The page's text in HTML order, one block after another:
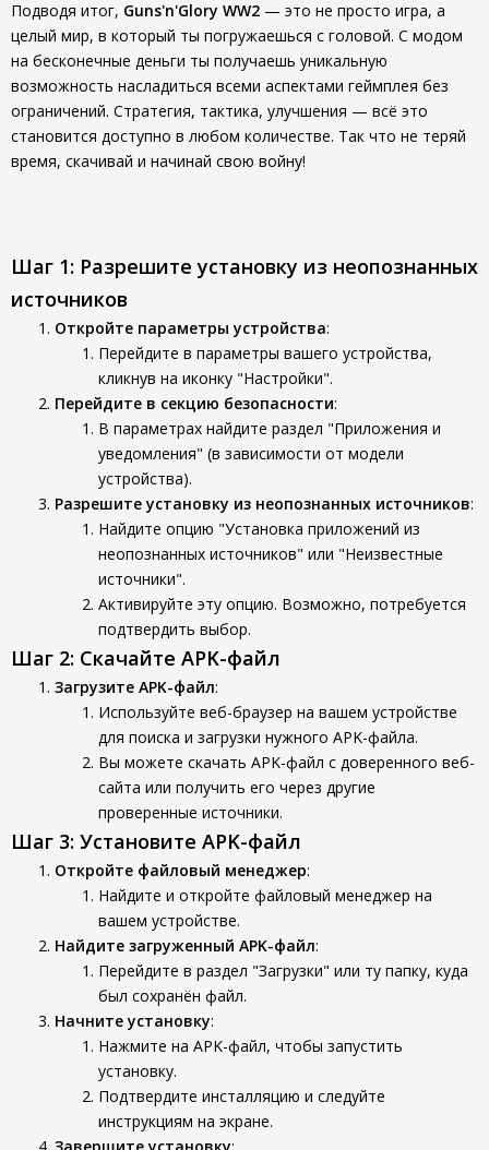
Подводя итог, Guns'n'Glory WW2 — это не просто игра, а
целый мир, в который ты погружаешься с головой. С модом
на бесконечные деньги ты получаешь уникальную
возможность насладиться всеми аспектами геймплея без
ограничений. Стратегия, тактика, улучшения — всё это
становится доступно в любом количестве. Так что не теряй
время, скачивай и начинай свою войну!
Шаг 1: Разрешите установку из неопознанных
источников
Откройте параметры устройства:
Перейдите в параметры вашего устройства,
кликнув на иконку "Настройки".
Перейдите в секцию безопасности:
В параметрах найдите раздел "Приложения и
уведомления" (в зависимости от модели
устройства).
Разрешите установку из неопознанных источников:
Найдите опцию "Установка приложений из
неопознанных источников" или "Неизвестные
источники".
Активируйте эту опцию. Возможно, потребуется
подтвердить выбор.
Шаг 2: Скачайте APK-файл
Загрузите APK-файл:
Используйте веб-браузер на вашем устройстве
для поиска и загрузки нужного APK-файла.
Вы можете скачать APK-файл с доверенного веб-
сайта или получить его через другие
проверенные источники.
Шаг 3: Установите APK-файл
Откройте файловый менеджер:
Найдите и откройте файловый менеджер на
вашем устройстве.
Найдите загруженный APK-файл:
Перейдите в раздел "Загрузки" или ту папку, куда
был сохранён файл.
Начните установку:
Нажмите на APK-файл, чтобы запустить
установку.
Подтвердите инсталляцию и следуйте
инструкциям на экране.